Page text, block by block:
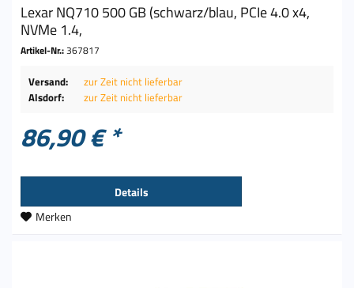
Lexar NQ710 500 GB (schwarz/blau, PCIe 4.0 x4,
NVMe 1.4,
Artikel-Nr.:367817
Versand:
zur Zeit nicht lieferbar
Alsdorf:
zur Zeit nicht lieferbar
86,90 € *
Details
Merken